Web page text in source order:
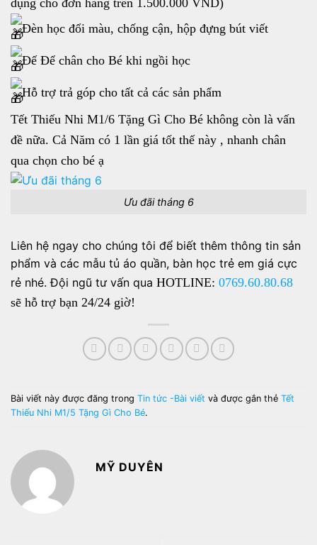
dụng cho đơn hàng trên 1.500.000 VND)
Đèn học đổi màu, chống cận, hộp đựng bút viết
Đế Để chân cho Bé khi ngồi học
Hỗ trợ trả góp cho tất cả các sản phẩm
Tết Thiếu Nhi M1/6 Tặng Gì Cho Bé không còn là vấn
đề nữa. Cả Năm có 1 lần giá tốt thế này , nhanh chân
qua chọn cho bé ạ
Ưu đãi tháng 6
Liên hệ ngay cho chúng tôi để biết thêm thông tin sản
phẩm và các mẫu tủ áo quần, bàn học trẻ em giá cực
rẻ nhé. Đội ngũ tư vấn qua HOTLINE: 0769.60.80.68
sẽ hỗ trợ bạn 24/24 giờ!
Bài viết này được đăng trong Tin tức -Bài viết và được gắn thẻ Tết
Thiếu Nhi M1/5 Tặng Gì Cho Bé.
MỸ DUYÊN